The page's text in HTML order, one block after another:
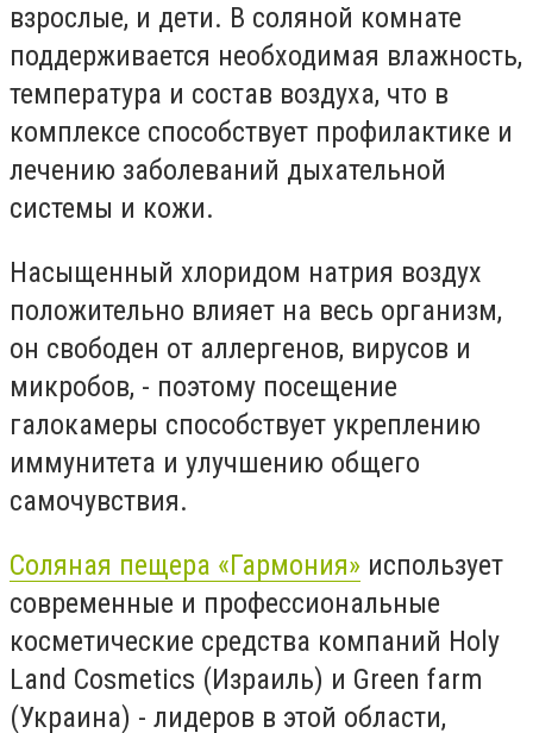
взрослые, и дети. В соляной комнате
поддерживается необходимая влажность,
температура и состав воздуха, что в
комплексе способствует профилактике и
лечению заболеваний дыхательной
системы и кожи.
Насыщенный хлоридом натрия воздух
положительно влияет на весь организм,
он свободен от аллергенов, вирусов и
микробов, - поэтому посещение
галокамеры способствует укреплению
иммунитета и улучшению общего
самочувствия.
Соляная пещера «Гармония» использует
современные и профессиональные
косметические средства компаний Holy
Land Cosmetics (Израиль) и Green farm
(Украина) - лидеров в этой области,